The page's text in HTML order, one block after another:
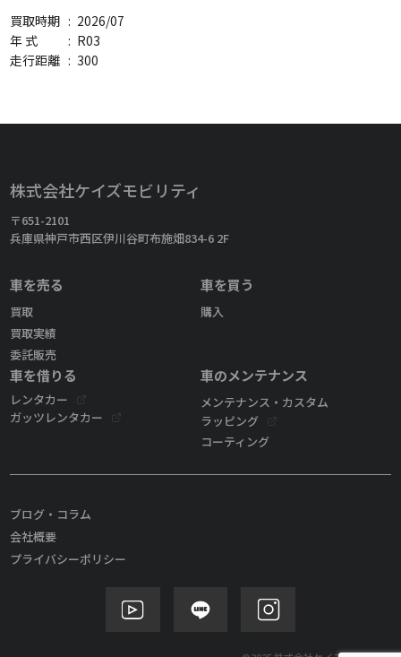
買取時期 : 2026/07
年 式
: R03
走行距離 : 300
株式会社ケイズモビリティ
〒651-2101
兵庫県神戸市西区伊川谷町布施畑834-6 2F
車を売る
買取
買取実績
委託販売
車を買う
購入
車を借りる
レンタカー
ガッツレンタカー
車のメンテナンス
メンテナンス・カスタム
ラッピング
コーティング
ブログ・コラム
会社概要
プライバシーポリシー